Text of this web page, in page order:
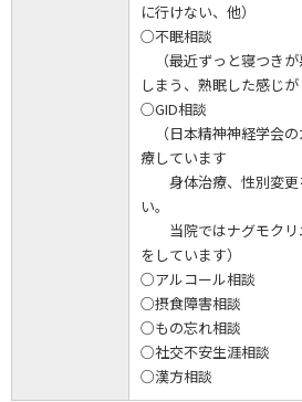
に行けない、他）
○不眠相談
（最近ずっと寝つき
しまう、熟眠した感じが
○GID相談
（日本精神神経学会
療しています
身体治療、性別変更
い。
当院ではナグモクリ
をしています）
○アルコール相談
○摂食障害相談
○もの忘れ相談
○社交不安生涯相談
○漢方相談